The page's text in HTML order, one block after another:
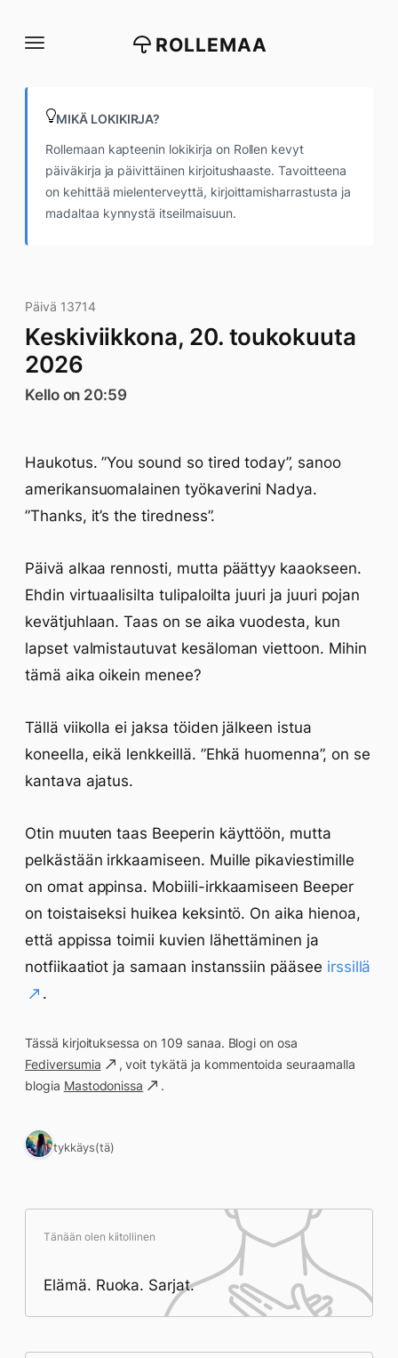
suoraan
ROLLEMAA
MIKÄ LOKIKIRJA?
Rollemaan kapteenin lokikirja on Rollen kevyt
päiväkirja ja päivittäinen kirjoitushaaste. Tavoitteena
on kehittää mielenterveyttä, kirjoittamisharrastusta ja
madaltaa kynnystä itseilmaisuun.
Päivä 13714
Keskiviikkona, 20. toukokuuta
2026
Kello on 20:59
Haukotus. ”You sound so tired today”, sanoo
amerikansuomalainen työkaverini Nadya.
”Thanks, it’s the tiredness”.
Päivä alkaa rennosti, mutta päättyy kaaokseen.
Ehdin virtuaalisilta tulipaloilta juuri ja juuri pojan
kevätjuhlaan. Taas on se aika vuodesta, kun
lapset valmistautuvat kesäloman viettoon. Mihin
tämä aika oikein menee?
Tällä viikolla ei jaksa töiden jälkeen istua
koneella, eikä lenkkeillä. ”Ehkä huomenna”, on se
kantava ajatus.
Otin muuten taas Beeperin käyttöön, mutta
pelkästään irkkaamiseen. Muille pikaviestimille
on omat appinsa. Mobiili-irkkaamiseen Beeper
on toistaiseksi huikea keksintö. On aika hienoa,
että appissa toimii kuvien lähettäminen ja
notfiikaatiot ja samaan instanssiin pääsee irssillä
.
Tässä kirjoituksessa on 109 sanaa. Blogi on osa
Fediversumia
, voit tykätä ja kommentoida seuraamalla
blogia Mastodonissa .
1 tykkäys(tä)
Tänään olen kiitollinen
Elämä. Ruoka. Sarjat.